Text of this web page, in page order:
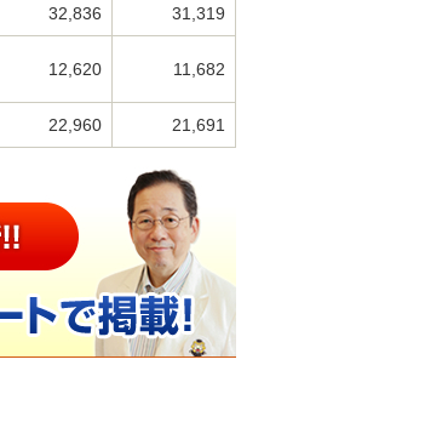
32,836 31,319
12,620 11,682
22,960 21,691